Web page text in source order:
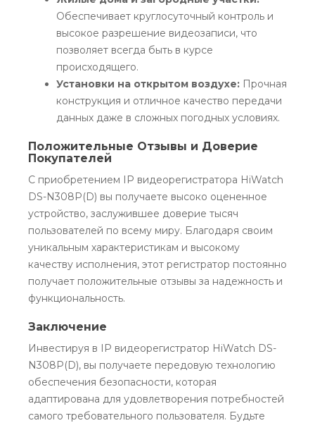
Обеспечивает круглосуточный контроль и
высокое разрешение видеозаписи, что
позволяет всегда быть в курсе
происходящего.
Установки на открытом воздухе: Прочная
конструкция и отличное качество передачи
данных даже в сложных погодных условиях.
Положительные Отзывы и Доверие
Покупателей
С приобретением IP видеорегистратора HiWatch
DS-N308P(D) вы получаете высоко оцененное
устройство, заслужившее доверие тысяч
пользователей по всему миру. Благодаря своим
уникальным характеристикам и высокому
качеству исполнения, этот регистратор постоянно
получает положительные отзывы за надежность и
функциональность.
Заключение
Инвестируя в IP видеорегистратор HiWatch DS-
N308P(D), вы получаете передовую технологию
обеспечения безопасности, которая
адаптирована для удовлетворения потребностей
самого требовательного пользователя. Будьте